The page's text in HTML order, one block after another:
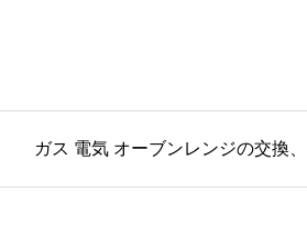
ガス 電気 オーブンレンジの交換